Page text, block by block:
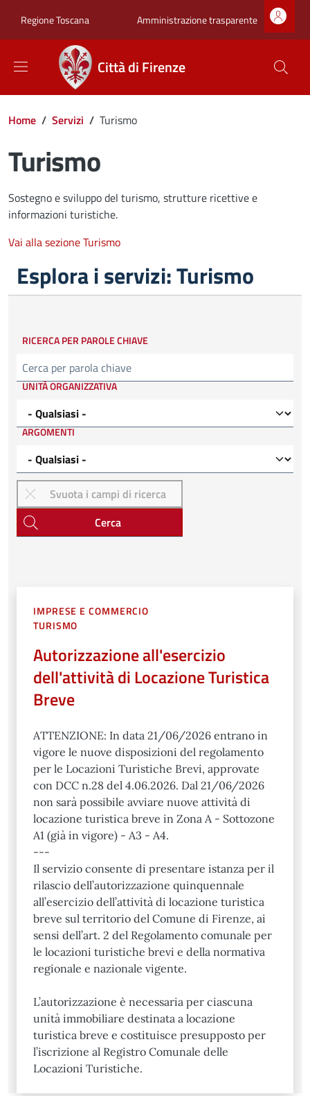
Regione Toscana Zona superiore
Amministrazione trasparente
Città di Firenze
Briciole di pane
Home / Servizi / Turismo
Turismo
Sostegno e sviluppo del turismo, strutture ricettive e
informazioni turistiche.
Vai alla sezione Turismo
Esplora i servizi: Turismo
RICERCA PER PAROLE CHIAVE
UNITÀ ORGANIZZATIVA
ARGOMENTI
Cerca
IMPRESE E COMMERCIO
TURISMO
Autorizzazione all'esercizio
dell'attività di Locazione Turistica
Breve
ATTENZIONE: In data 21/06/2026 entrano in
vigore le nuove disposizioni del regolamento
per le Locazioni Turistiche Brevi, approvate
con DCC n.28 del 4.06.2026. Dal 21/06/2026
non sarà possibile avviare nuove attività di
locazione turistica breve in Zona A - Sottozone
A1 (già in vigore) - A3 - A4.
---
Il servizio consente di presentare istanza per il
rilascio dell’autorizzazione quinquennale
all’esercizio dell’attività di locazione turistica
breve sul territorio del Comune di Firenze, ai
sensi dell’art. 2 del Regolamento comunale per
le locazioni turistiche brevi e della normativa
regionale e nazionale vigente.
L’autorizzazione è necessaria per ciascuna
unità immobiliare destinata a locazione
turistica breve e costituisce presupposto per
l’iscrizione al Registro Comunale delle
Locazioni Turistiche.